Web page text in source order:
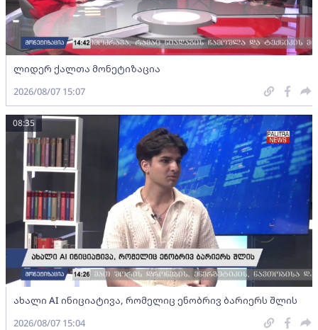
ლიდერ ქალთა მონეტიზაცია
2026/08/07 15:07
ახალი AI ინიციატივა, რომელიც ენობრივ ბარიერს შლის
08:35
2026/08/07 15:04